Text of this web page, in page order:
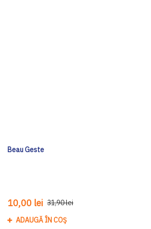
Beau Geste
10,00 lei 31,90 lei
ADAUGĂ ÎN COȘ